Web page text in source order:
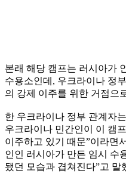
본래 해당 캠프는 러시아가
수용소인데, 우크라이나 정
의 강제 이주를 위한 거점으
한 우크라이나 정부 관계자
우크라이나 민간인이 이 캠
이주하고 있기 때문”이라면
인인 러시아가 만든 임시 수
됐던 모습과 겹쳐진다”고 말